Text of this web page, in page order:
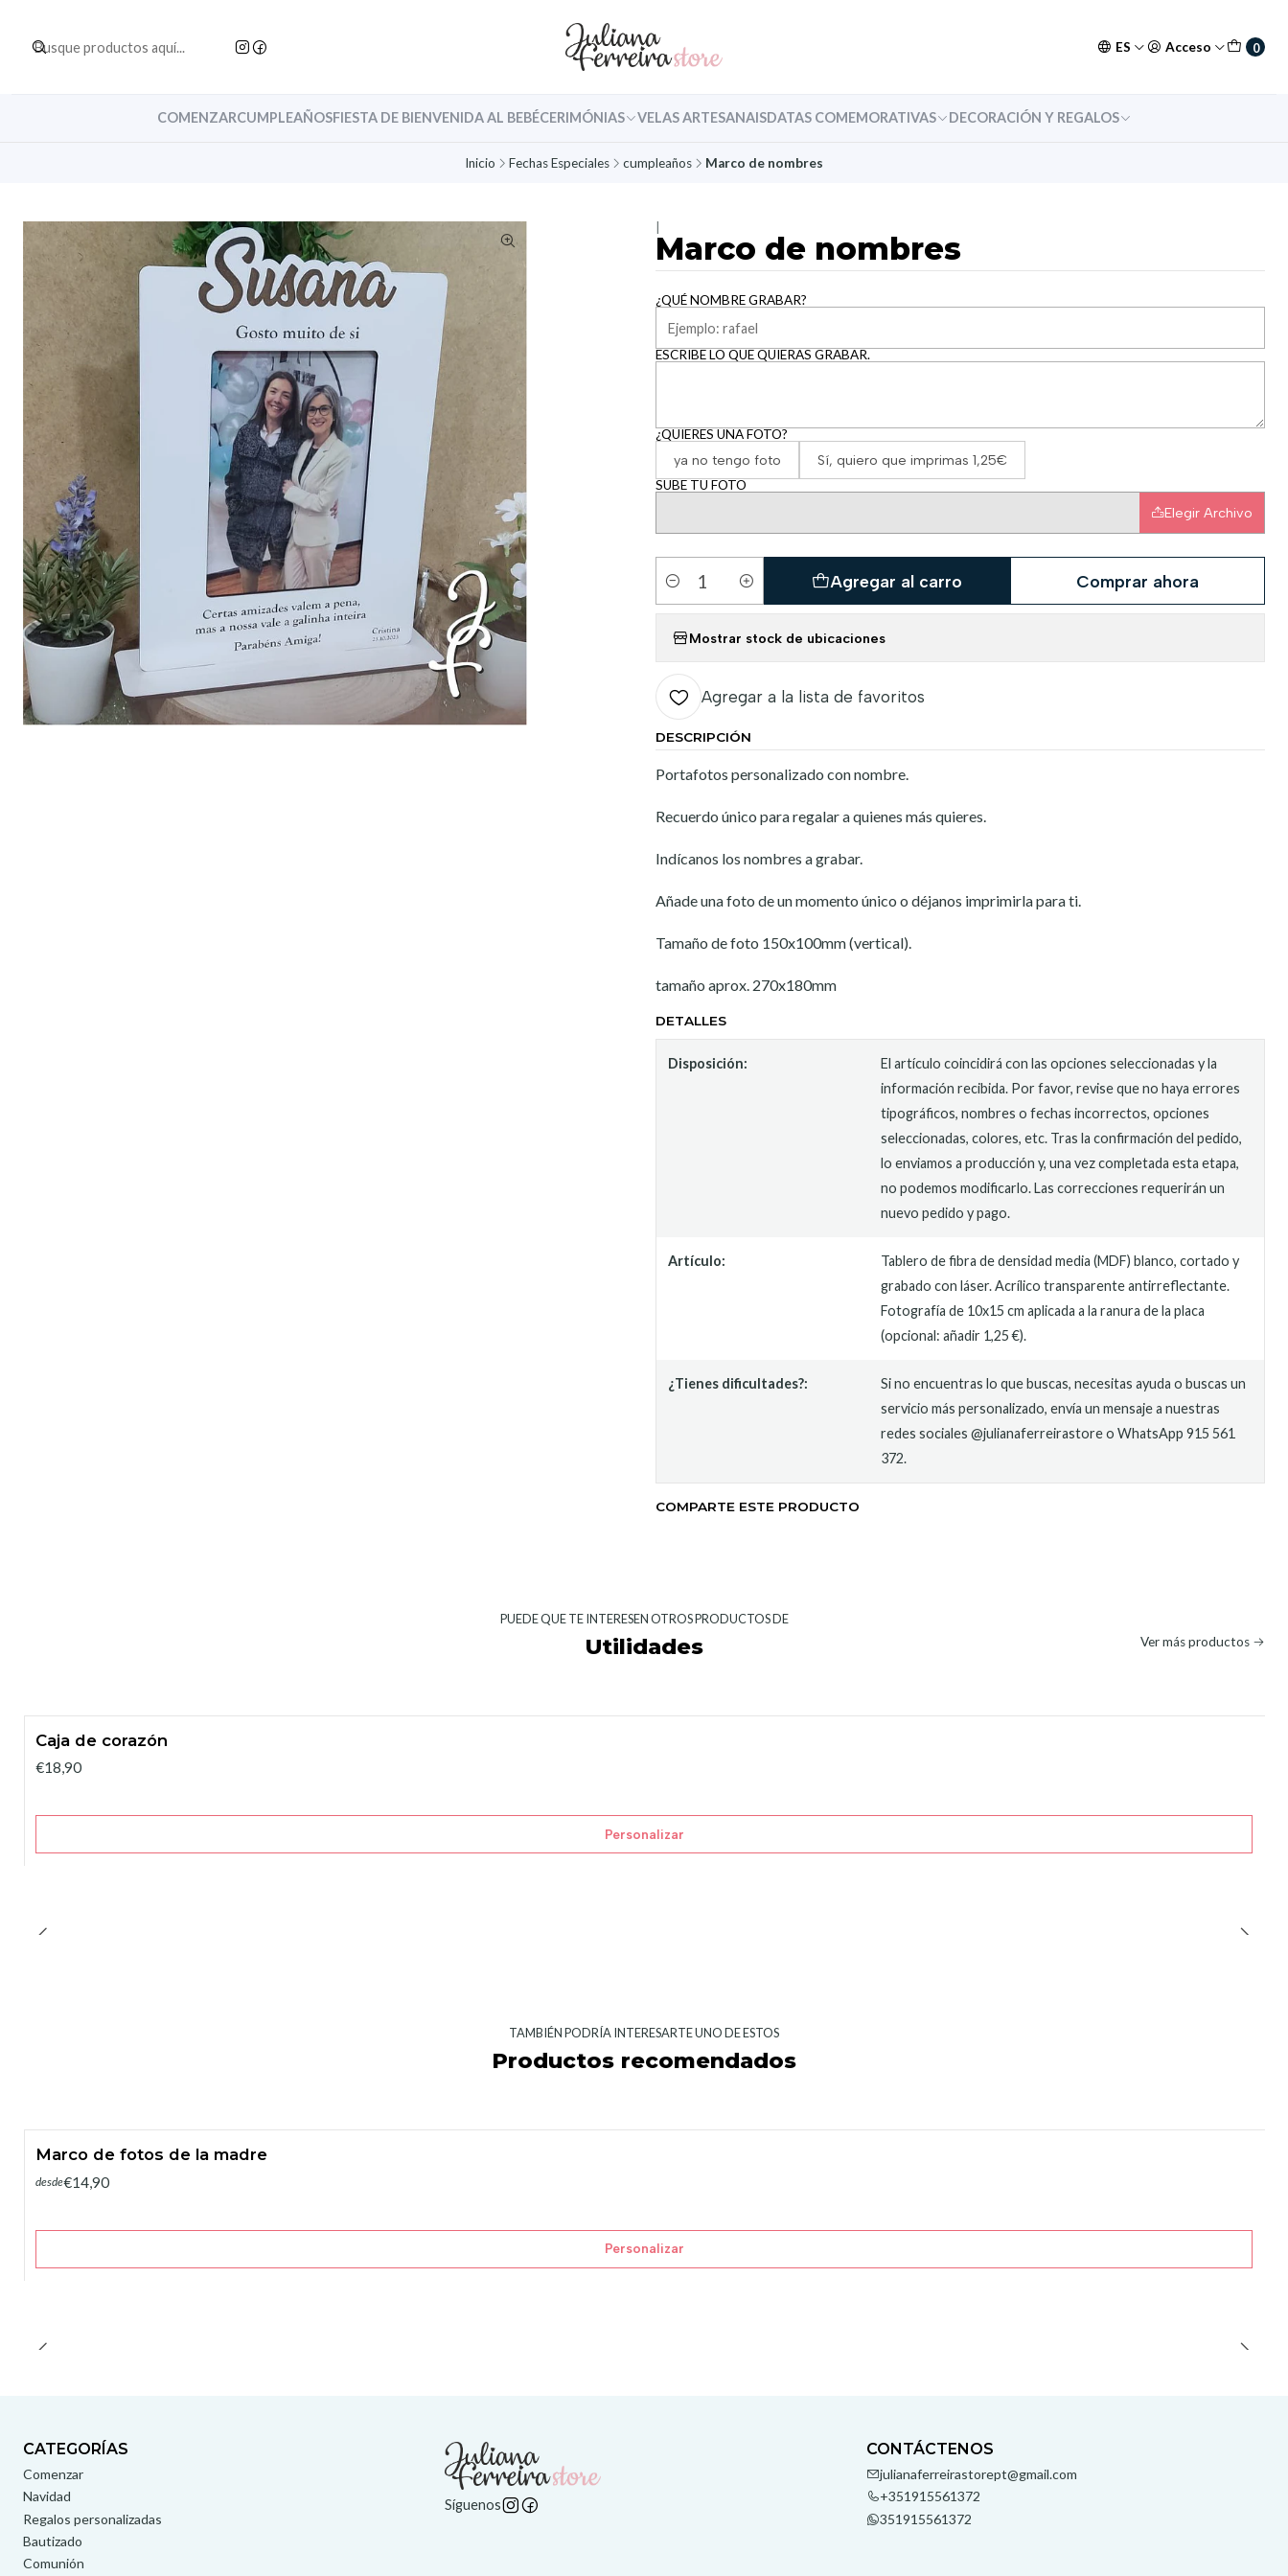
ES Acceso 0
COMENZARCUMPLEAÑOSFIESTA DE BIENVENIDA AL BEBÉCERIMÓNIAS VELAS ARTESANAISDATAS COMEMORATIVAS DECORACIÓN Y REGALOS
Inicio Fechas Especiales cumpleaños Marco de nombres
Marco de nombres
¿QUÉ NOMBRE GRABAR?
ESCRIBE LO QUE QUIERAS GRABAR.
¿QUIERES UNA FOTO?
ya no tengo foto Sí, quiero que imprimas 1,25€
SUBE TU FOTO
Elegir Archivo
Cantidad
Agregar al carro Comprar ahora
Mostrar stock de ubicaciones
Agregar a la lista de favoritos
DESCRIPCIÓN
Portafotos personalizado con nombre.
Recuerdo único para regalar a quienes más quieres.
Indícanos los nombres a grabar.
Añade una foto de un momento único o déjanos imprimirla para ti.
Tamaño de foto 150x100mm (vertical).
tamaño aprox. 270x180mm
DETALLES
Disposición:
El artículo coincidirá con las opciones seleccionadas y la
información recibida. Por favor, revise que no haya errores
tipográficos, nombres o fechas incorrectos, opciones
seleccionadas, colores, etc. Tras la confirmación del pedido,
lo enviamos a producción y, una vez completada esta etapa,
no podemos modificarlo. Las correcciones requerirán un
nuevo pedido y pago.
Artículo:
Tablero de fibra de densidad media (MDF) blanco, cortado y
grabado con láser. Acrílico transparente antirreflectante.
Fotografía de 10x15 cm aplicada a la ranura de la placa
(opcional: añadir 1,25 €).
¿Tienes dificultades?:
Si no encuentras lo que buscas, necesitas ayuda o buscas un
servicio más personalizado, envía un mensaje a nuestras
redes sociales @julianaferreirastore o WhatsApp 915 561
372.
COMPARTE ESTE PRODUCTO
PUEDE QUE TE INTERESEN OTROS PRODUCTOS DE
Utilidades Ver más productos
Caja de corazón
€18,90
Personalizar
TAMBIÉN PODRÍA INTERESARTE UNO DE ESTOS
Productos recomendados
Marco de fotos de la madre
desde€14,90
Personalizar
CATEGORÍAS
Comenzar
Navidad
Regalos personalizadas
Bautizado
Comunión
Síguenos
CONTÁCTENOS
julianaferreirastorept@gmail.com
+351915561372
351915561372